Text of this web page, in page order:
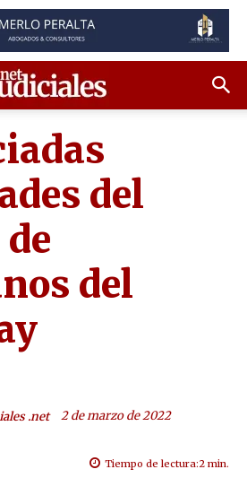
del
del
.net 2 de marzo de 2022
Tiempo de lectura:2 min.